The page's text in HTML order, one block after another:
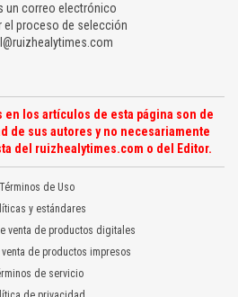
un correo electrónico
el proceso de selección
en los artículos de esta página son de
de sus autores y no necesariamente
del ruizhealytimes.com o del Editor.
Términos de Uso
y estándares
venta de productos digitales
de productos impresos
de servicio